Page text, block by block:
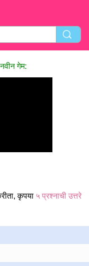
गेम:
कृपया ५ प्रश्नाची उत्तरे